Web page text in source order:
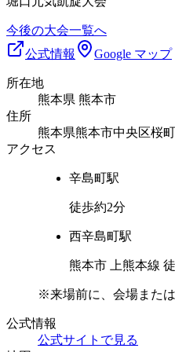
今後の大会一覧へ
公式情報
Google マップ
所在地
熊本県 熊本市
住所
熊本県熊本市中央区桜
アクセス
辛島町駅
徒歩約2分
西辛島町駅
熊本市 上熊本線
※来場前に、会場また
公式情報
公式サイトで見る